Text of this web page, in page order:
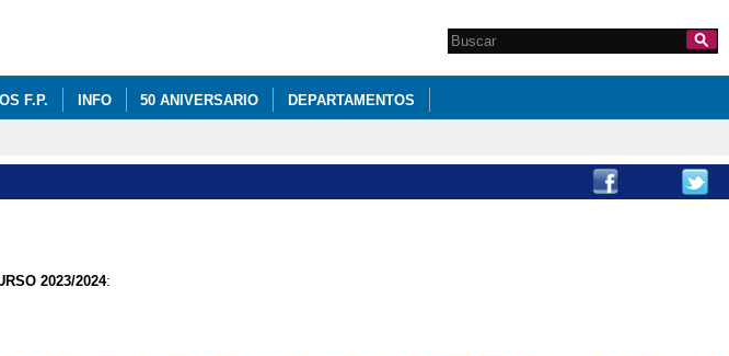
Formulario de
Search this site
F.P. INFO 50 ANIVERSARIO DEPARTAMENTOS
2023/2024: